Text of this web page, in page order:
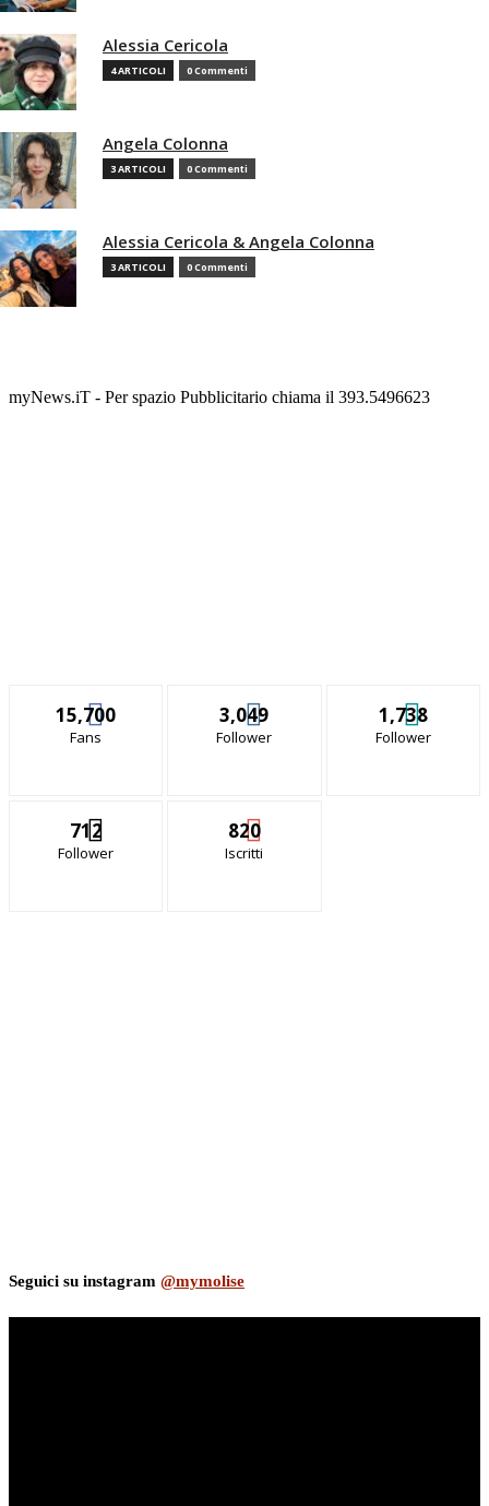
Alessia Cericola
4 ARTICOLI 0 Commenti
Angela Colonna
3 ARTICOLI 0 Commenti
Alessia Cericola & Angela Colonna
3 ARTICOLI 0 Commenti
myNews.iT - Per spazio Pubblicitario chiama il 393.5496623
15,700
Fans
3,049
Follower
1,738
Follower
712
Follower
820
Iscritti
Seguici su instagram @mymolise